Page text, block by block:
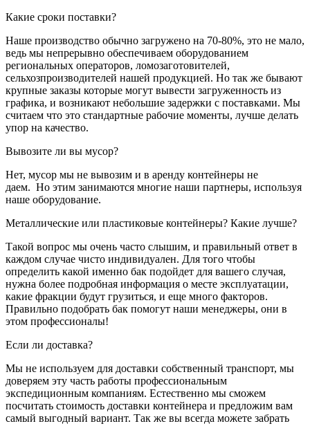
Какие сроки поставки?
Наше производство обычно загружено на 70-80%, это не мало,
ведь мы непрерывно обеспечиваем оборудованием
региональных операторов, ломозаготовителей,
сельхозпроизводителей нашей продукцией. Но так же бывают
крупные заказы которые могут вывести загруженность из
графика, и возникают небольшие задержки с поставками. Мы
считаем что это стандартные рабочие моменты, лучше делать
упор на качество.
Вывозите ли вы мусор?
Нет, мусор мы не вывозим и в аренду контейнеры не
даем. Но этим занимаются многие наши партнеры, используя
наше оборудование.
Металлические или пластиковые контейнеры? Какие лучше?
Такой вопрос мы очень часто слышим, и правильный ответ в
каждом случае чисто индивидуален. Для того чтобы
определить какой именно бак подойдет для вашего случая,
нужна более подробная информация о месте эксплуатации,
какие фракции будут грузиться, и еще много факторов.
Правильно подобрать бак помогут наши менеджеры, они в
этом профессионалы!
Если ли доставка?
Мы не используем для доставки собственный транспорт, мы
доверяем эту часть работы профессиональным
экспедиционным компаниям. Естественно мы сможем
посчитать стоимость доставки контейнера и предложим вам
самый выгодный вариант. Так же вы всегда можете забрать